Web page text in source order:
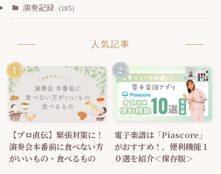
演奏記録 (185)
人気記事
【プロ直伝】緊張対策に！
演奏会本番前に食べない方
がいいもの・食べるもの
電子楽譜は「Piascore」
がおすすめ！。便利機能１
０選を紹介＜保存版＞